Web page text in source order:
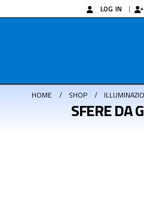
LOG IN
HOME SHOP
SFERE DA